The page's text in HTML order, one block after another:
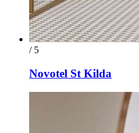
/ 5
Novotel St Kilda